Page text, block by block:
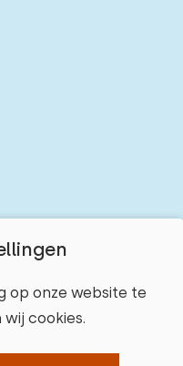
op onze website te
cookies.
merk)